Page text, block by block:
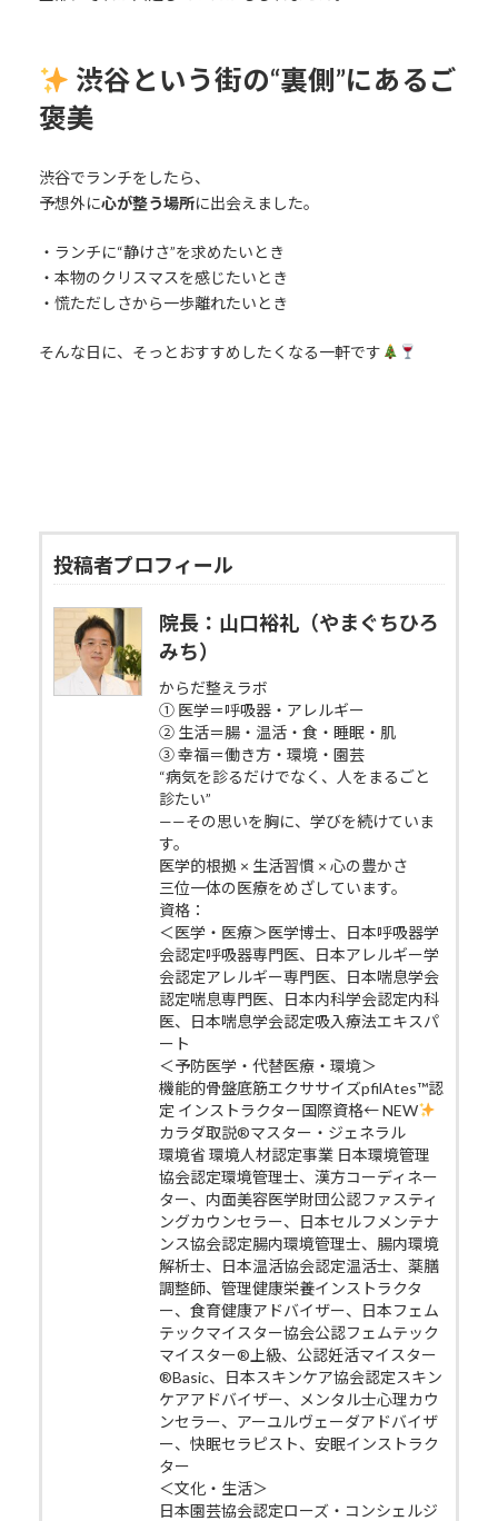
渋谷という街の“裏側”にあるご
褒美
渋谷でランチをしたら、
予想外に心が整う場所に出会えました。
・ランチに“静けさ”を求めたいとき
・本物のクリスマスを感じたいとき
・慌ただしさから一歩離れたいとき
そんな日に、そっとおすすめしたくなる一軒です
投稿者プロフィール
院長：山口裕礼（やまぐちひろ
みち）
からだ整えラボ
① 医学＝呼吸器・アレルギー
② 生活＝腸・温活・食・睡眠・肌
③ 幸福＝働き方・環境・園芸
“病気を診るだけでなく、人をまるごと
診たい”
——その思いを胸に、学びを続けていま
す。
医学的根拠 × 生活習慣 × 心の豊かさ
三位一体の医療をめざしています。
資格：
＜医学・医療＞医学博士、日本呼吸器学
会認定呼吸器専門医、日本アレルギー学
会認定アレルギー専門医、日本喘息学会
認定喘息専門医、日本内科学会認定内科
医、日本喘息学会認定吸入療法エキスパ
ート
＜予防医学・代替医療・環境＞
機能的骨盤底筋エクササイズpfilAtes™認
定 インストラクター国際資格← NEW
カラダ取説®マスター・ジェネラル
環境省 環境人材認定事業 日本環境管理
協会認定環境管理士、漢方コーディネー
ター、内面美容医学財団公認ファスティ
ングカウンセラー、日本セルフメンテナ
ンス協会認定腸内環境管理士、腸内環境
解析士、日本温活協会認定温活士、薬膳
調整師、管理健康栄養インストラクタ
ー、食育健康アドバイザー、日本フェム
テックマイスター協会公認フェムテック
マイスター®上級、公認妊活マイスター
®Basic、日本スキンケア協会認定スキン
ケアアドバイザー、メンタル士心理カウ
ンセラー、アーユルヴェーダアドバイザ
ー、快眠セラピスト、安眠インストラク
ター
＜文化・生活＞
日本園芸協会認定ローズ・コンシェルジ